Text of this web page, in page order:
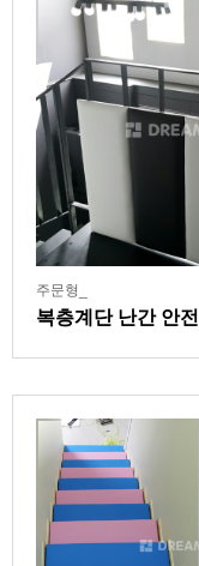
주문형_
복층계단 난간 안